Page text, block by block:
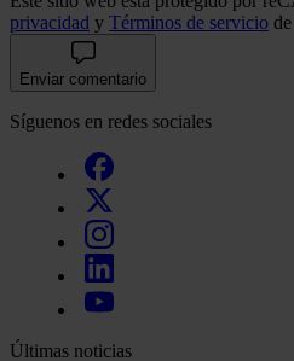
privacidad y Términos de servicio
Enviar comentario
Síguenos en redes sociales
Últimas noticias